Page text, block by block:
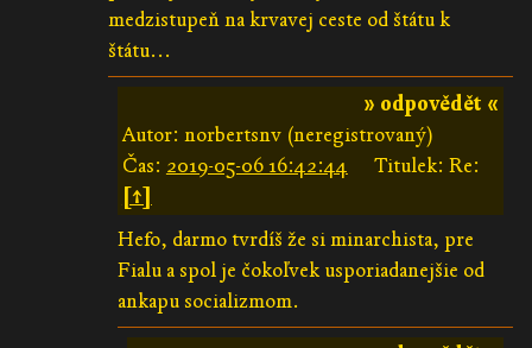
medzistupeň na krvavej ceste od štátu k
štátu...
» odpovědět «
Autor: norbertsnv (neregistrovaný)
Čas: 2019-05-06 16:42:44
Titulek: Re:
[↑]
Hefo, darmo tvrdíš že si minarchista, pre
Fialu a spol je čokoľvek usporiadanejšie od
ankapu socializmom.